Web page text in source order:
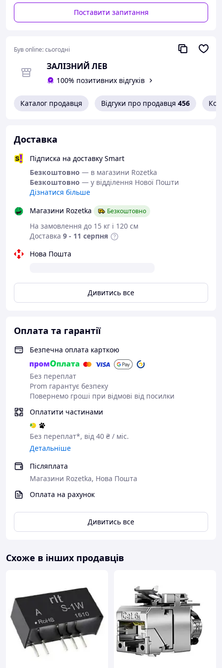
Поставити запитання
Був online:сьогодні
ЗАЛІЗНИЙ ЛЕВ
100% позитивних відгуків
Каталог продавця Відгуки про продавця 456
Доставка
Підписка на доставку Smart
Безкоштовно — в магазини Rozetka
Безкоштовно — у відділення Нової Пошти
Дізнатися більше
Магазини Rozetka
Безкоштовно
На замовлення до 15 кг і 120 см
Доставка 9 - 11 серпня
Нова Пошта
Дивитись все
Оплата та гарантії
Безпечна оплата карткою
Без переплат
Prom гарантує безпеку
Повернемо гроші при відмові від посилки
Оплатити частинами
Без переплат*, від 40 ₴ / міс.
Детальніше
Післяплата
Магазини Rozetka, Нова Пошта
Оплата на рахунок
Дивитись все
Схоже в інших продавців